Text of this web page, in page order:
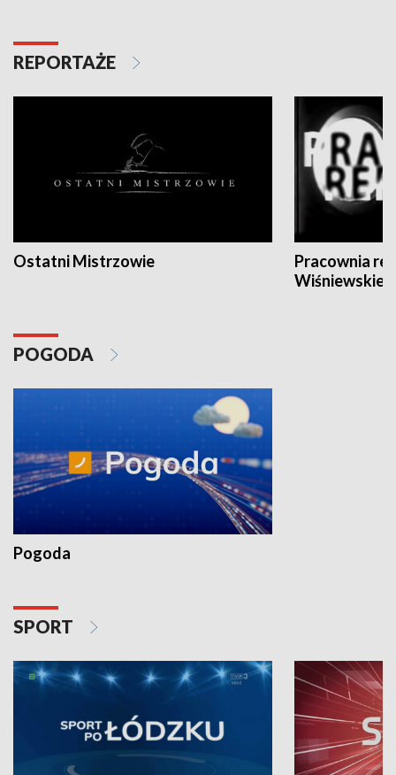
REPORTAŻE
Ostatni Mistrzowie
Pracownia
POGODA
Pogoda
SPORT